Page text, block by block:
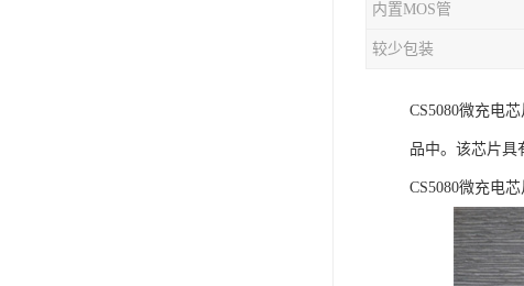
内置MOS管
较少包装
CS5080微充电
品中。该芯片具
CS5080微充电